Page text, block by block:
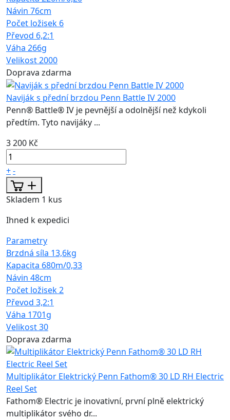
Návin 76cm
Počet ložisek 6
Převod 6,2:1
Váha 266g
Velikost2000
Doprava zdarma
Naviják s přední brzdou Penn Battle IV 2000
Penn® Battle® IV je pevnější a odolnější než kdykoli
předtím. Tyto navijáky ...
3 200 Kč
+-
Skladem 1 kus
Ihned k expedici
Parametry
Brzdná síla 13,6kg
Kapacita 680m/0,33
Návin 48cm
Počet ložisek2
Převod 3,2:1
Váha 1701g
Velikost30
Doprava zdarma
Multiplikátor Elektrický Penn Fathom® 30 LD RH Electric
Reel Set
Fathom® Electric je inovativní, první plně elektrický
multiplikátor svého dr...